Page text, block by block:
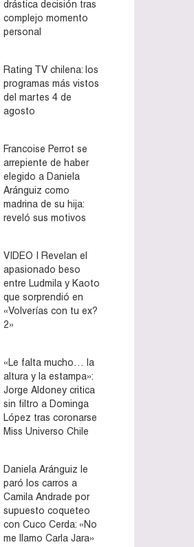
drástica decisión tras
complejo momento
personal
Rating TV chilena: los
programas más vistos
del martes 4 de
agosto
Francoise Perrot se
arrepiente de haber
elegido a Daniela
Aránguiz como
madrina de su hija:
reveló sus motivos
VIDEO | Revelan el
apasionado beso
entre Ludmila y Kaoto
que sorprendió en
«Volverías con tu ex?
2»
«Le falta mucho… la
altura y la estampa»:
Jorge Aldoney critica
sin filtro a Dominga
López tras coronarse
Miss Universo Chile
Daniela Aránguiz le
paró los carros a
Camila Andrade por
supuesto coqueteo
con Cuco Cerda: «No
me llamo Carla Jara»